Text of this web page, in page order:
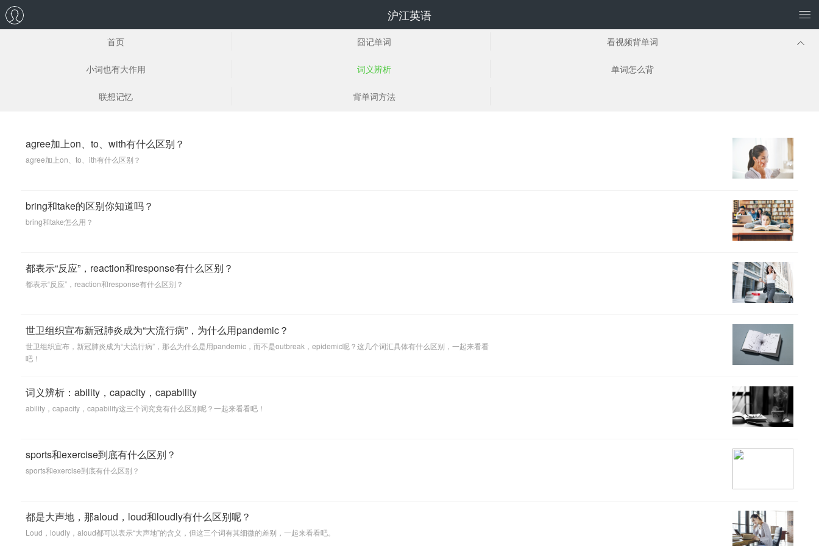
沪江英语
首页 囧记单词 看视频背单词
小词也有大作用 词义辨析 单词怎么背
联想记忆 背单词方法
agree加上on、to、with有什么区别？
agree加上on、to、ith有什么区别？
bring和take的区别你知道吗？
bring和take怎么用？
都表示“反应”，reaction和response有什么区别？
都表示“反应”，reaction和response有什么区别？
世卫组织宣布新冠肺炎成为“大流行病”，为什么用pandemic？
世卫组织宣布，新冠肺炎成为“大流行病”，那么为什么是用pandemic，而不是outbreak，epidemic呢？这几个词汇具体有什么区别，一起来看看
吧！
词义辨析：ability，capacity，capability
ability，capacity，capability这三个词究竟有什么区别呢？一起来看看吧！
sports和exercise到底有什么区别？
sports和exercise到底有什么区别？
都是大声地，那aloud，loud和loudly有什么区别呢？
Loud，loudly，aloud都可以表示“大声地”的含义，但这三个词有其细微的差别，一起来看看吧。